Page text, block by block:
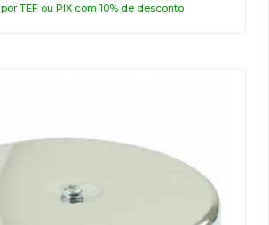
por TEF ou PIX com 10% de desconto